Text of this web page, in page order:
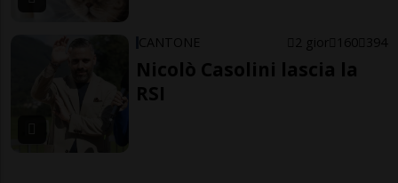
CANTONE 2 gior 160 394
Nicolò Casolini lascia la
RSI